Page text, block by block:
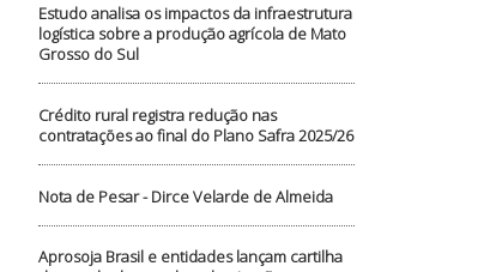
Estudo analisa os impactos da infraestrutura
logística sobre a produção agrícola de Mato
Grosso do Sul
Crédito rural registra redução nas
contratações ao final do Plano Safra 2025/26
Nota de Pesar - Dirce Velarde de Almeida
Aprosoja Brasil e entidades lançam cartilha